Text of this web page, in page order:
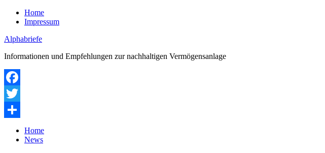
Zum
Inhalt
Home
Impressum
Alphabriefe
Informationen und Empfehlungen zur nachhaltigen Vermögensanlage
Facebook
Twitter
Home
News